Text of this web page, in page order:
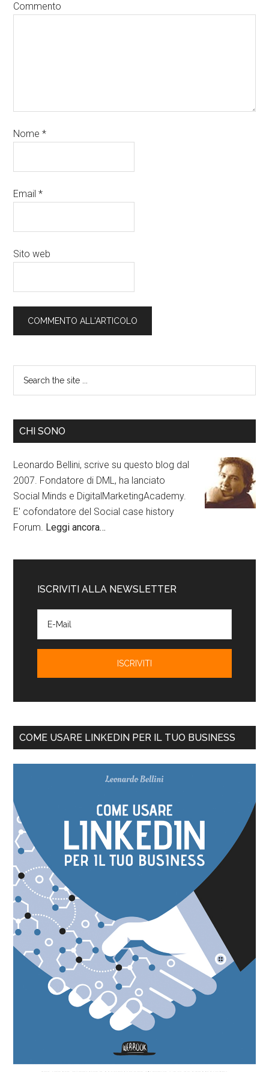
Commento
Nome*
Email*
Sito web
CHI SONO
Leonardo Bellini, scrive su questo blog dal
2007. Fondatore di DML, ha lanciato
Social Minds e DigitalMarketingAcademy.
E' cofondatore del Social case history
Forum. Leggi ancora…
ISCRIVITI ALLA NEWSLETTER
COME USARE LINKEDIN PER IL TUO BUSINESS